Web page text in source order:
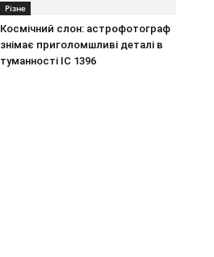
Різне
Космічний слон: астрофотограф
знімає приголомшливі деталі в
туманності IC 1396